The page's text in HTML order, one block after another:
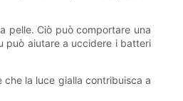
pelle. Ciò può comportare una
può aiutare a uccidere i batteri
la luce gialla contribuisca a